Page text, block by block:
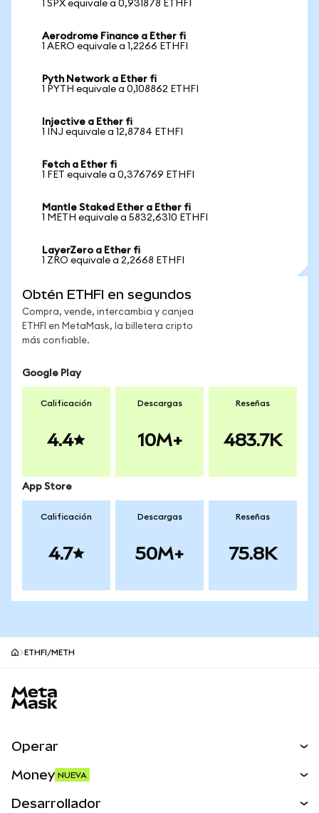
1 SPX equivale a 0,931878 ETHFI
Aerodrome Finance a Ether fi
1 AERO equivale a 1,2266 ETHFI
Pyth Network a Ether fi
1 PYTH equivale a 0,108862 ETHFI
Injective a Ether fi
1 INJ equivale a 12,8784 ETHFI
Fetch a Ether fi
1 FET equivale a 0,376769 ETHFI
Mantle Staked Ether a Ether fi
1 METH equivale a 5832,6310 ETHFI
LayerZero a Ether fi
1 ZRO equivale a 2,2668 ETHFI
Obtén ETHFI en segundos
Compra, vende, intercambia y canjea
ETHFI en MetaMask, la billetera cripto
más confiable.
Google Play
Calificación
4.4
Descargas
10M+
Reseñas
483.7K
App Store
Calificación
4.7
Descargas
50M+
Reseñas
75.8K
ETHFI/METH
Operar
Money NUEVA
Desarrollador